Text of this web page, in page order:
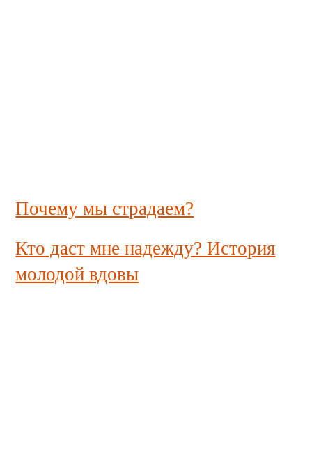
Почему мы страдаем?
Кто даст мне надежду? История
молодой вдовы